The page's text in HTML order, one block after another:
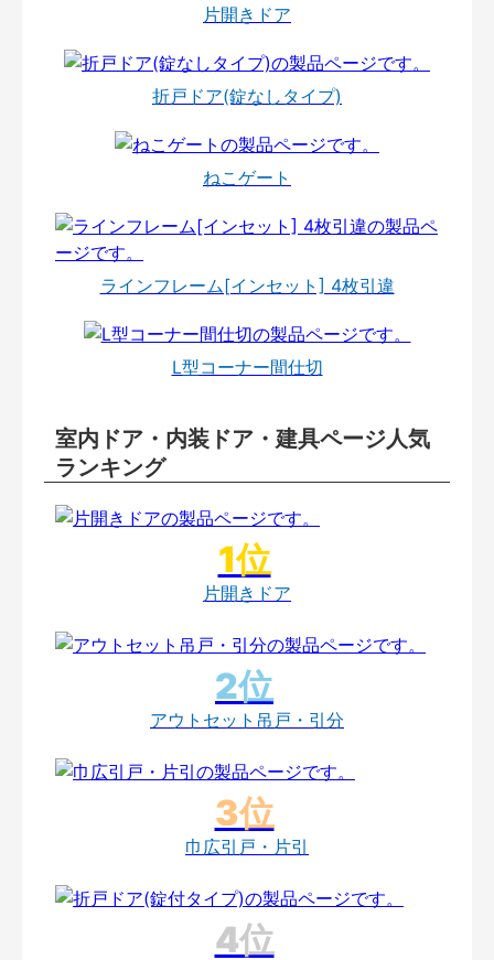
片開きドア
折戸ドア(錠なしタイプ)
ねこゲート
ラインフレーム[インセット] 4枚引違
L型コーナー間仕切
室内ドア・内装ドア・建具ページ人気
ランキング
片開きドア
アウトセット吊戸・引分
巾広引戸・片引